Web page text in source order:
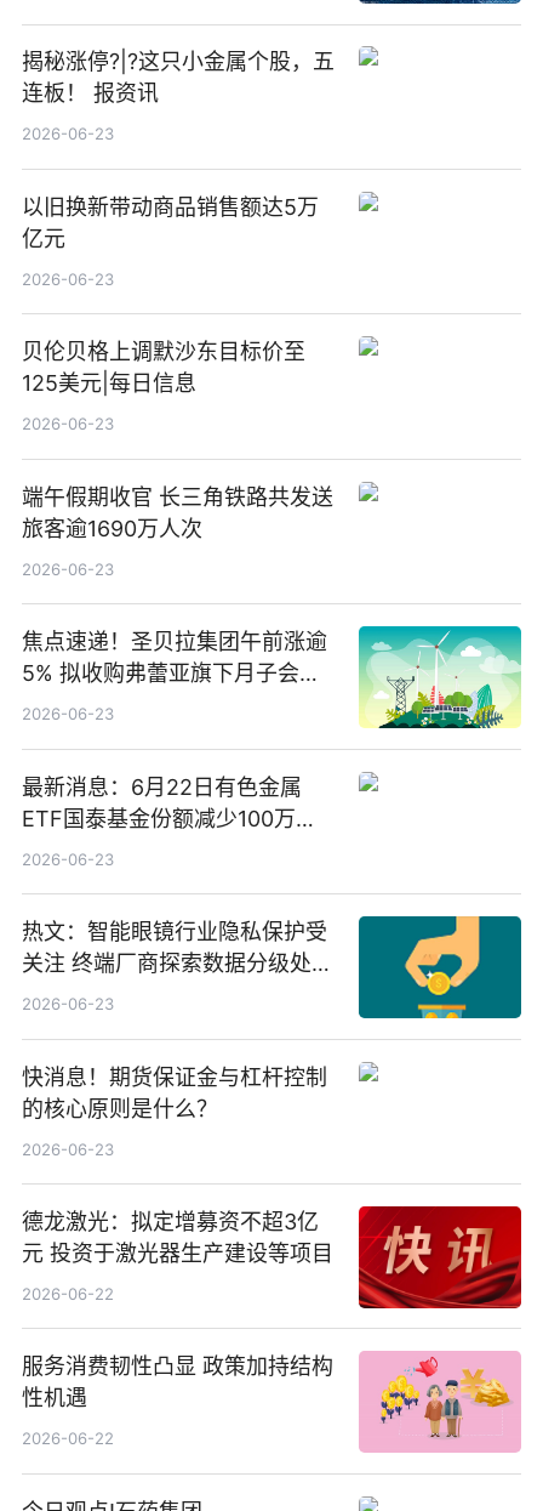
揭秘涨停?|?这只小金属个股，五
连板！ 报资讯
2026-06-23
以旧换新带动商品销售额达5万
亿元
2026-06-23
贝伦贝格上调默沙东目标价至
125美元|每日信息
2026-06-23
端午假期收官 长三角铁路共发送
旅客逾1690万人次
2026-06-23
焦点速递！圣贝拉集团午前涨逾
5% 拟收购弗蕾亚旗下月子会所
业务少数股权
2026-06-23
最新消息：6月22日有色金属
ETF国泰基金份额减少100万
份，重仓股紫金矿业、洛阳钼
2026-06-23
热文：智能眼镜行业隐私保护受
关注 终端厂商探索数据分级处理
等方案
2026-06-23
快消息！期货保证金与杠杆控制
的核心原则是什么？
2026-06-23
德龙激光：拟定增募资不超3亿
元 投资于激光器生产建设等项目
2026-06-22
服务消费韧性凸显 政策加持结构
性机遇
2026-06-22